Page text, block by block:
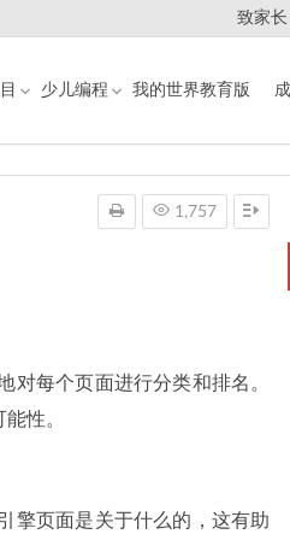
致家长
少儿编程 我的世界教育版
1,757
对每个页面进行分类和排名。
性。
擎页面是关于什么的，这有助